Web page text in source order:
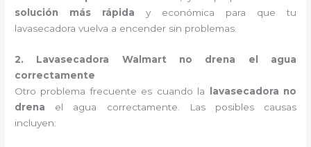
solución más rápida y económica para que tu
lavasecadora vuelva a encender sin problemas.
2. Lavasecadora Walmart no drena el agua
correctamente
Otro problema frecuente es cuando la
lavasecadora no
drena el agua correctamente. Las posibles causas
incluyen: